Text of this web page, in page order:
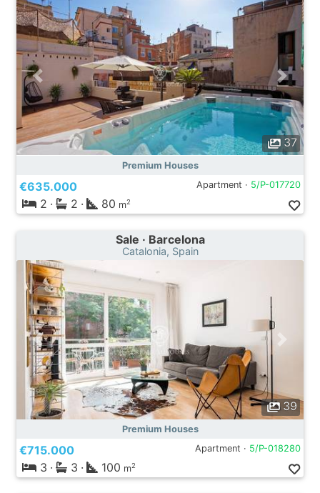
37
Premium Houses
€635.000 Apartment · 5/P-017720
2 · 2 · 80 m2
Sale · Barcelona
Catalonia, Spain
39
Premium Houses
€715.000 Apartment · 5/P-018280
3 · 3 · 100 m2